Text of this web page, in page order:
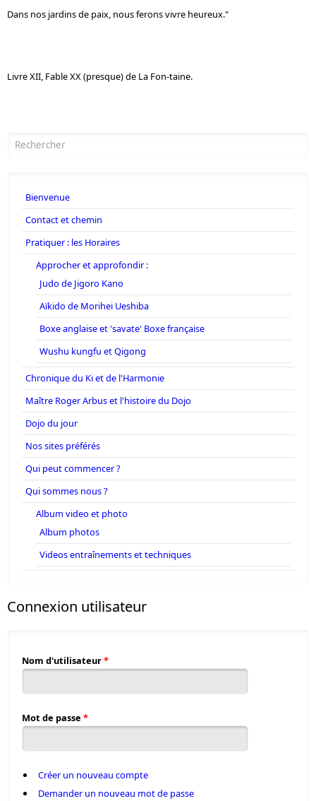
Dans nos jardins de paix, nous ferons vivre heureux."
Livre XII, Fable XX (presque) de La Fon-taine.
Formulaire de recherche
Bienvenue
Contact et chemin
Pratiquer : les Horaires
Approcher et approfondir :
Judo de Jigoro Kano
Aïkido de Morihei Ueshiba
Boxe anglaise et 'savate' Boxe française
Wushu kungfu et Qigong
Chronique du Ki et de l'Harmonie
Maître Roger Arbus et l'histoire du Dojo
Dojo du jour
Nos sites préférés
Qui peut commencer ?
Qui sommes nous ?
Album video et photo
Album photos
Videos entraînements et techniques
Connexion utilisateur
Nom d'utilisateur*
Mot de passe *
Créer un nouveau compte
Demander un nouveau mot de passe